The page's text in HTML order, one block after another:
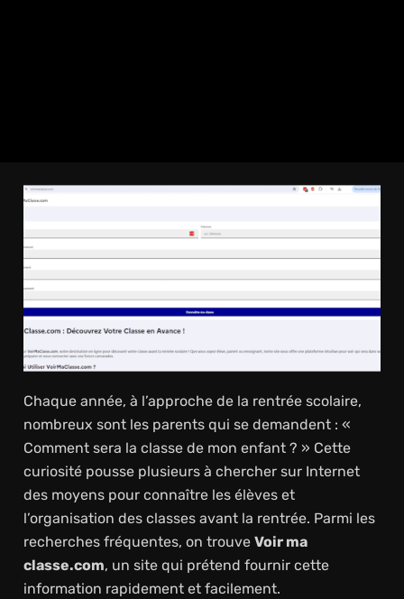
Chaque année, à l’approche de la rentrée scolaire,
nombreux sont les parents qui se demandent : «
Comment sera la classe de mon enfant ? » Cette
curiosité pousse plusieurs à chercher sur Internet
des moyens pour connaître les élèves et
l’organisation des classes avant la rentrée. Parmi les
recherches fréquentes, on trouve Voir ma
classe.com, un site qui prétend fournir cette
information rapidement et facilement.